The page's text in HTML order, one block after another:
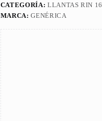
CATEGORÍA: LLANTAS RIN 16
MARCA:GENÉRICA